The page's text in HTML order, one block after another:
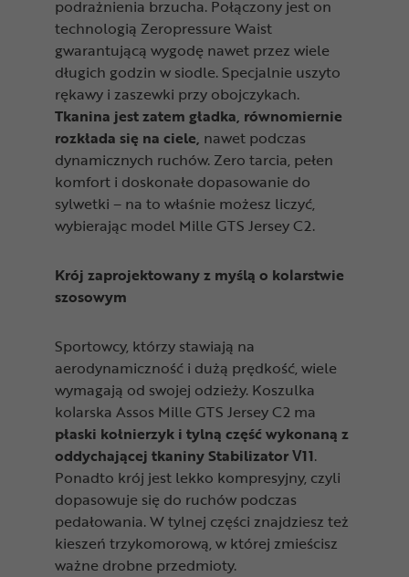
podrażnienia brzucha. Połączony jest on
technologią Zeropressure Waist
gwarantującą wygodę nawet przez wiele
długich godzin w siodle. Specjalnie uszyto
rękawy i zaszewki przy obojczykach.
Tkanina jest zatem gładka, równomiernie
rozkłada się na ciele, nawet podczas
dynamicznych ruchów. Zero tarcia, pełen
komfort i doskonałe dopasowanie do
sylwetki – na to właśnie możesz liczyć,
wybierając model Mille GTS Jersey C2.
Krój zaprojektowany z myślą o kolarstwie
szosowym
Sportowcy, którzy stawiają na
aerodynamiczność i dużą prędkość, wiele
wymagają od swojej odzieży. Koszulka
kolarska Assos Mille GTS Jersey C2 ma
płaski kołnierzyk i tylną część wykonaną z
oddychającej tkaniny Stabilizator V11.
Ponadto krój jest lekko kompresyjny, czyli
dopasowuje się do ruchów podczas
pedałowania. W tylnej części znajdziesz też
kieszeń trzykomorową, w której zmieścisz
ważne drobne przedmioty.